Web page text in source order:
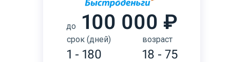
до 100 000 ₽
срок (дней)
1 - 180
возраст
18 - 75